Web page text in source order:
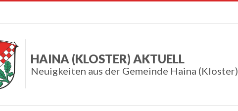
HAINA (KLOSTER) AKTUELL
Neuigkeiten aus der Gemeinde Haina (Kloster)